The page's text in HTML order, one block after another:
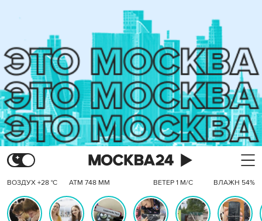
ВОЗДУХ +28 °C АТМ 748 ММ ВЕТЕР 1 М/С ВЛАЖН 54%